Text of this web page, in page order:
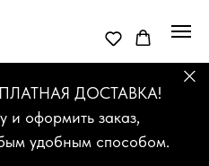
ДОСТАВКА!
и оформить заказ,
удобным способом.